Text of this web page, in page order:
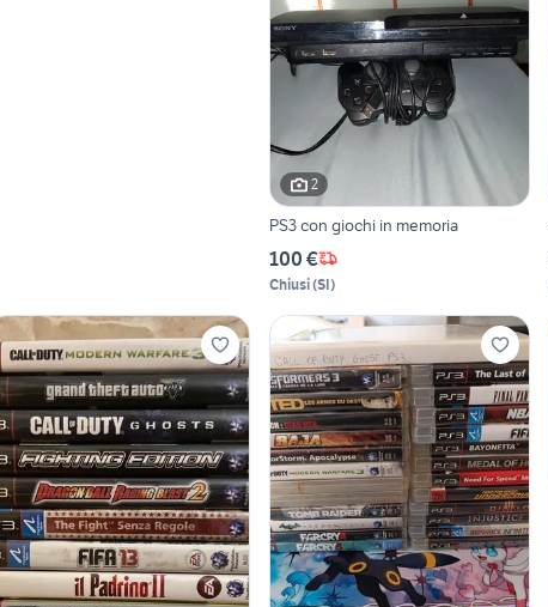
2
PS3 con giochi in memoria
100 €
Chiusi(SI)